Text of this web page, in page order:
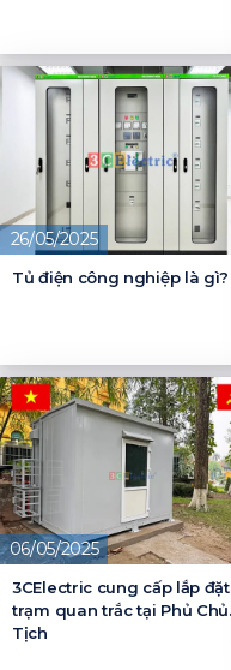
26/05/2025
Tủ điện công nghiệp là gì?
06/05/2025
3CElectric cung cấp lắp đặt
trạm quan trắc tại Phủ Chủ
Tịch